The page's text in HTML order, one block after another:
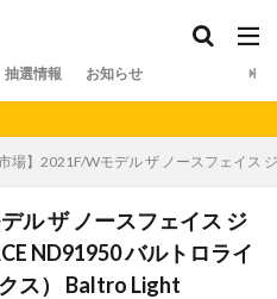
抽選情報 お知らせ
市場】2021F/Wモデル ザ ノースフェイス
ル ザ ノースフェイス ジ
ND91950 バルトロライ
ス） Baltro Light